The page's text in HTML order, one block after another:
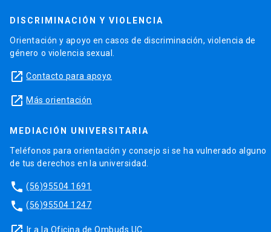
DISCRIMINACIÓN Y VIOLENCIA
Orientación y apoyo en casos de discriminación, violencia de
género o violencia sexual.
launch Contacto para apoyo
launch Más orientación
MEDIACIÓN UNIVERSITARIA
Teléfonos para orientación y consejo si se ha vulnerado alguno
de tus derechos en la universidad.
phone (56)95504 1691
phone (56)95504 1247
Ir a la Oficina de Ombuds UC